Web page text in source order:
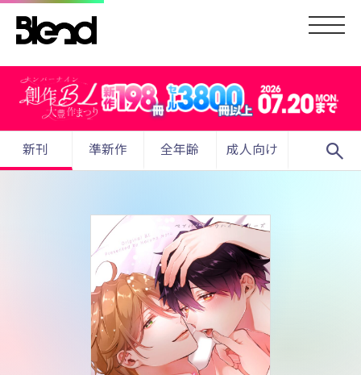
新刊 準新作 全年齢 成人向け search